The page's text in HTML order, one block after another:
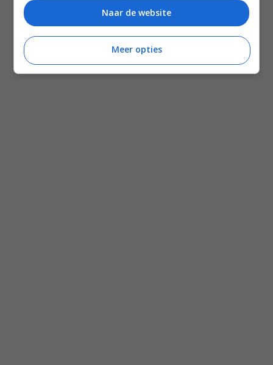
Shop Voedzaam Leven Ontbijtgids
Samenwerken
Zomer recepten
Naar de website
Meer opties